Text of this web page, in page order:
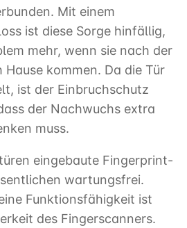
Mit einem
ist diese Sorge hinfällig,
mehr, wenn sie nach der
Hause kommen. Da die Tür
ist der Einbruchschutz
der Nachwuchs extra
muss.
eingebaute Fingerprint-
wartungsfrei.
Funktionsfähigkeit ist
des Fingerscanners.